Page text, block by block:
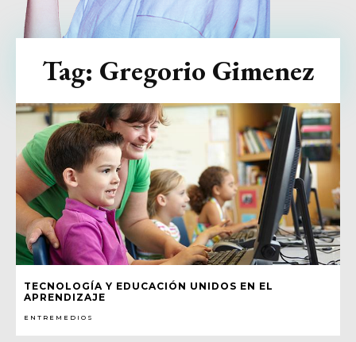
TECNOLOGÍA Y EDUCACIÓN UNIDOS EN EL
APRENDIZAJE
ENTREMEDIOS
Tag: Gregorio Gimenez